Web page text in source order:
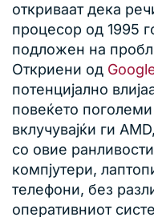
откриваат дека
процесор од 1995
подложен на
Откриени од
потенцијално
повеќето
вклучувајќи ги
со овие
компјутери,
телефони, без
оперативниот